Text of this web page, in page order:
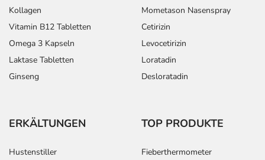
Kollagen
Vitamin B12 Tabletten
Omega 3 Kapseln
Laktase Tabletten
Ginseng
Mometason Nasenspray
Cetirizin
Levocetirizin
Loratadin
Desloratadin
ERKÄLTUNGEN
Hustenstiller
TOP PRODUKTE
Fieberthermometer